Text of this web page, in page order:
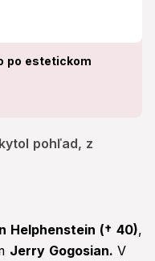
po estetickom
pohľad, z
Helphenstein († 40),
Jerry Gogosian. V